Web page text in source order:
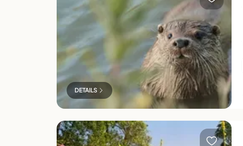
DETAILS
Husum und Nolde Museum Seebüll